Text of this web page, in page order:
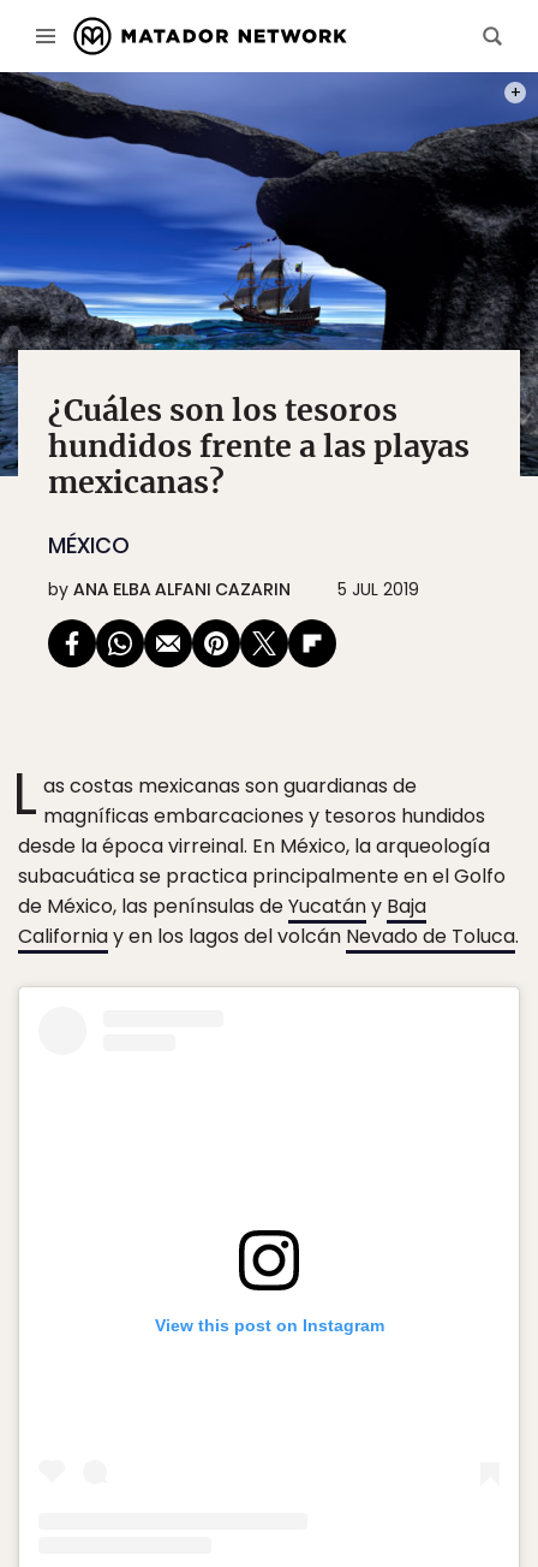
¿Cuáles son los tesoros
hundidos frente a las playas
mexicanas?
MÉXICO
by ANA ELBA ALFANI CAZARIN 5 JUL 2019
L as costas mexicanas son guardianas de
magníficas embarcaciones y tesoros hundidos
desde la época virreinal. En México, la arqueología
subacuática se practica principalmente en el Golfo
de México, las penínsulas deYucatány Baja
Californiay en los lagos del volcán Nevado de Toluca.
View this post on Instagram